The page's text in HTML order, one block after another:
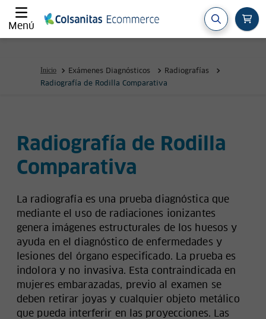
Menú
Exámenes Diagnósticos
Radiografías
Radiografía de Rodilla Comparativa
Radiografía de Rodilla
Comparativa
La radiografía es una prueba diagnóstica que
mediante el uso de radiaciones ionizantes
genera imágenes estructurales de los huesos y
ayuda en el diagnóstico de enfermedades y
lesiones del órgano especificado. La prueba es
indolora y no invasiva. Esta contraindicada en
mujeres embarazadas, previo al examen se
deben retirar joyas y cualquier objeto metálico
que pueda interferir en las proyecciones. Las